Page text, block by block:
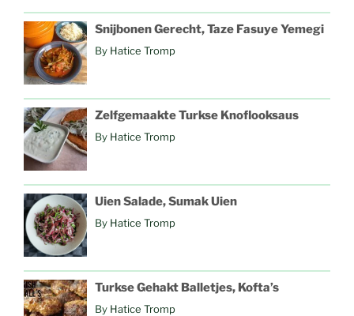
Snijbonen Gerecht, Taze Fasuye Yemegi
By Hatice Tromp
Zelfgemaakte Turkse Knoflooksaus
By Hatice Tromp
Uien Salade, Sumak Uien
By Hatice Tromp
Turkse Gehakt Balletjes, Kofta’s
By Hatice Tromp